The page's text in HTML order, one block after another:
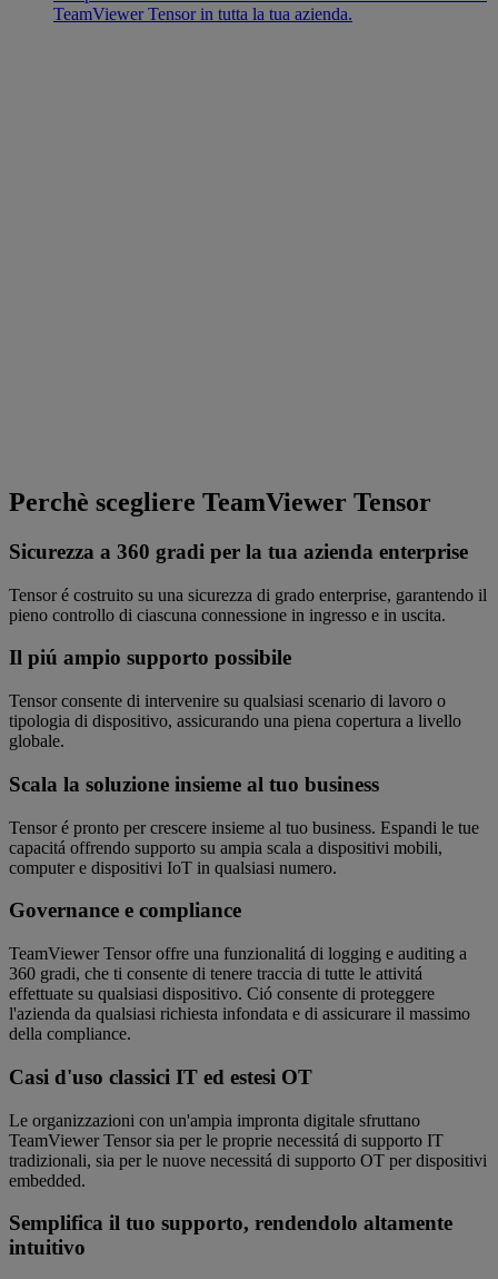
TeamViewer Tensor in tutta la tua azienda.
Perchè scegliere TeamViewer Tensor
Sicurezza a 360 gradi per la tua azienda enterprise
Tensor é costruito su una sicurezza di grado enterprise, garantendo il
pieno controllo di ciascuna connessione in ingresso e in uscita.
Il piú ampio supporto possibile
Tensor consente di intervenire su qualsiasi scenario di lavoro o
tipologia di dispositivo, assicurando una piena copertura a livello
globale.
Scala la soluzione insieme al tuo business
Tensor é pronto per crescere insieme al tuo business. Espandi le tue
capacitá offrendo supporto su ampia scala a dispositivi mobili,
computer e dispositivi IoT in qualsiasi numero.
Governance e compliance
TeamViewer Tensor offre una funzionalitá di logging e auditing a
360 gradi, che ti consente di tenere traccia di tutte le attivitá
effettuate su qualsiasi dispositivo. Ció consente di proteggere
l'azienda da qualsiasi richiesta infondata e di assicurare il massimo
della compliance.
Casi d'uso classici IT ed estesi OT
Le organizzazioni con un'ampia impronta digitale sfruttano
TeamViewer Tensor sia per le proprie necessitá di supporto IT
tradizionali, sia per le nuove necessitá di supporto OT per dispositivi
embedded.
Semplifica il tuo supporto, rendendolo altamente
intuitivo